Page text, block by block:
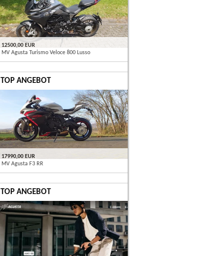
12500,00 EUR
MV Agusta Turismo Veloce 800 Lusso
TOP ANGEBOT
17990,00 EUR
MV Agusta F3 RR
TOP ANGEBOT